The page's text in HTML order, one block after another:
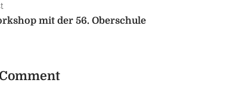
mit der 56. Oberschule